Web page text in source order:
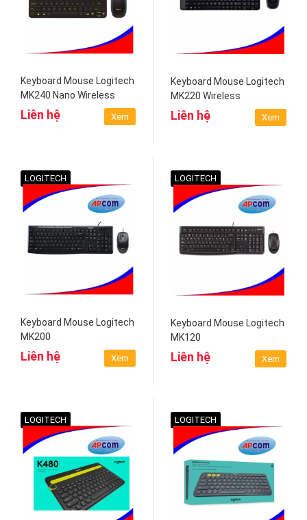
Keyboard Mouse Logitech
MK240 Nano Wireless
Liên hệ Xem
Keyboard Mouse Logitech
MK220 Wireless
Liên hệ Xem
LOGITECH
Keyboard Mouse Logitech
MK200
Liên hệ Xem
LOGITECH
Keyboard Mouse Logitech
MK120
Liên hệ Xem
LOGITECH LOGITECH